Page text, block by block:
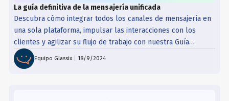
La guía definitiva de la mensajería unificada
Descubra cómo integrar todos los canales de mensajería en
una sola plataforma, impulsar las interacciones con los
clientes y agilizar su flujo de trabajo con nuestra Guía
definitiva para la mensajería unificada.
Equipo Glassix |18/9/2024